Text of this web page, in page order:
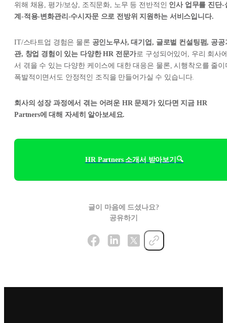
위해 채용, 평가/보상, 조직문화, 노무 등 전반적인 인사 업무를 진단-
계-적용-변화관리-수시자문 으로 전방위 지원하는 서비스입니다.
IT/스타트업 경험은 물론 공인노무사, 대기업, 글로벌 컨설팅펌, 공공
관, 창업 경험이 있는 다양한 HR 전문가로 구성되어있어, 우리 회사
서 겪을 수 있는 다양한 케이스에 대한 대응은 물론, 시행착오를 줄이
폭발적이면서도 안정적인 조직을 만들어가실 수 있습니다.
회사의 성장 과정에서 겪는 어려운 HR 문제가 있다면 지금 HR
Partners에 대해 자세히 알아보세요.
HR Partners 소개서 받아보기🔍
글이 마음에 드셨나요?
공유하기